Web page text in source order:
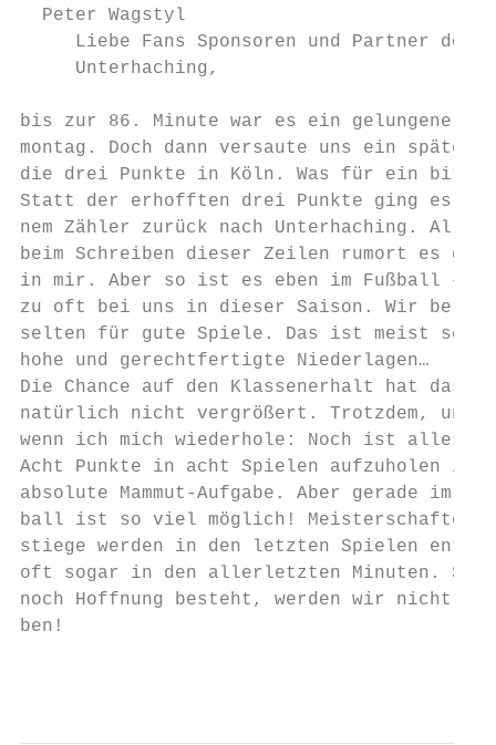
  Peter Wagstyl
Liebe Fans Sponsoren und Partner der
Unterhaching,
bis zur 86. Minute war es ein
montag. Doch dann versaute uns ein
die drei Punkte in Köln. Was für ein
Statt der erhofften drei Punkte ging es
nem Zähler zurück nach Unterhaching.
beim Schreiben dieser Zeilen rumort es
in mir. Aber so ist es eben im Fußball –
zu oft bei uns in dieser Saison. Wir
selten für gute Spiele. Das ist meist
hohe und gerechtfertigte Niederlagen…
Die Chance auf den Klassenerhalt hat
natürlich nicht vergrößert. Trotzdem,
wenn ich mich wiederhole: Noch ist alles
Acht Punkte in acht Spielen aufzuholen
absolute Mammut-Aufgabe. Aber gerade
ball ist so viel möglich! Meisterschaften
stiege werden in den letzten Spielen
oft sogar in den allerletzten Minuten. So
noch Hoffnung besteht, werden wir nicht
ben!